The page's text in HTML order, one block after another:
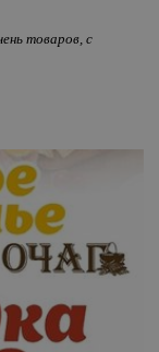
товаров, с